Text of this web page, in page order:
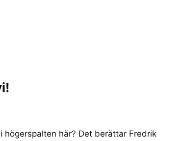
högerspalten här? Det berättar Fredrik